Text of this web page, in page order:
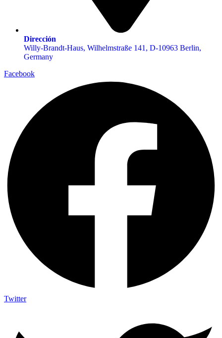
Dirección
Willy-Brandt-Haus, Wilhelmstraße 141, D-10963 Berlin,
Germany
Facebook
Twitter